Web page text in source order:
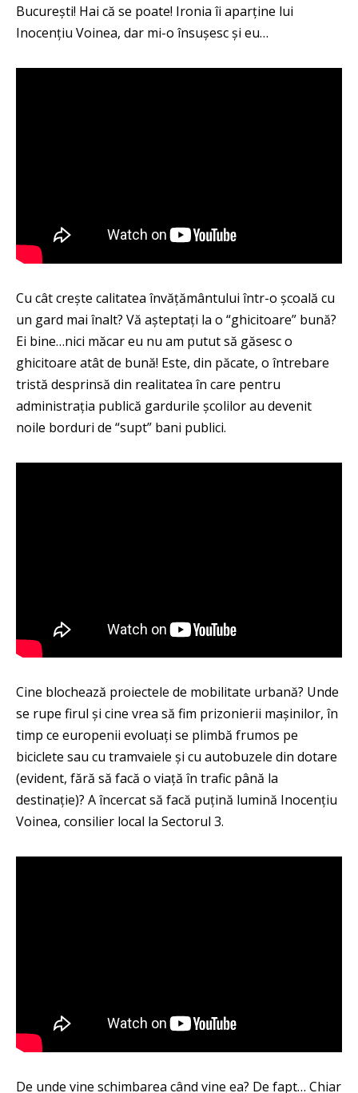
București! Hai că se poate! Ironia îi aparține lui
Inocențiu Voinea, dar mi-o însușesc și eu…
Cu cât crește calitatea învățământului într-o școală cu
un gard mai înalt? Vă așteptați la o “ghicitoare” bună?
Ei bine…nici măcar eu nu am putut să găsesc o
ghicitoare atât de bună! Este, din păcate, o întrebare
tristă desprinsă din realitatea în care pentru
administrația publică gardurile școlilor au devenit
noile borduri de “supt” bani publici.
Cine blochează proiectele de mobilitate urbană? Unde
se rupe firul și cine vrea să fim prizonierii mașinilor, în
timp ce europenii evoluați se plimbă frumos pe
biciclete sau cu tramvaiele și cu autobuzele din dotare
(evident, fără să facă o viață în trafic până la
destinație)? A încercat să facă puțină lumină Inocențiu
Voinea, consilier local la Sectorul 3.
De unde vine schimbarea când vine ea? De fapt… Chiar